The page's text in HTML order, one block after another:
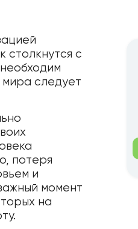
столкнутся с
следует
потеря
и
момент
на